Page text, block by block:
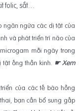
folic, sắt…
ngăn ngừa các dị tật của
và phát triển trí não của
mỗi ngày trong
ống thần kinh. ☛ Xem
của các tế bào hồng
bạn cần bổ sung gấp